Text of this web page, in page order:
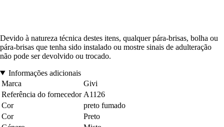
Devido à natureza técnica destes itens, qualquer pára-brisas, bolha ou
pára-brisas que tenha sido instalado ou mostre sinais de adulteração
não pode ser devolvido ou trocado.
Informações adicionais
Marca
Givi
Referência do fornecedor A1126
Cor
preto fumado
Cor
Preto